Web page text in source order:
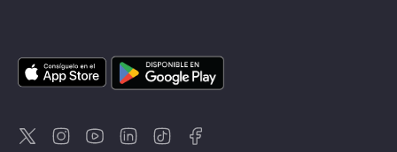
DayuseSingapur
DayuseSuecia
DayuseTailandia
DayuseNueva Zelanda
DayuseTurquía